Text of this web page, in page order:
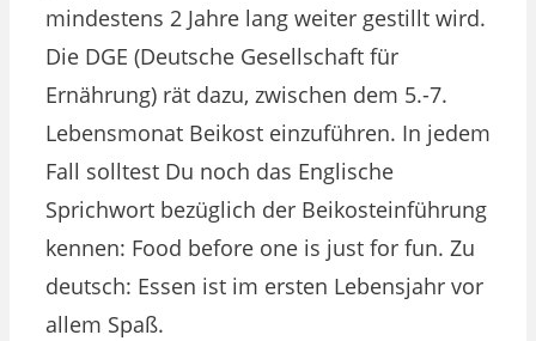
mindestens 2 Jahre lang weiter gestillt wird.
Die DGE (Deutsche Gesellschaft für
Ernährung) rät dazu, zwischen dem 5.-7.
Lebensmonat Beikost einzuführen. In jedem
Fall solltest Du noch das Englische
Sprichwort bezüglich der Beikosteinführung
kennen: Food before one is just for fun. Zu
deutsch: Essen ist im ersten Lebensjahr vor
allem Spaß.